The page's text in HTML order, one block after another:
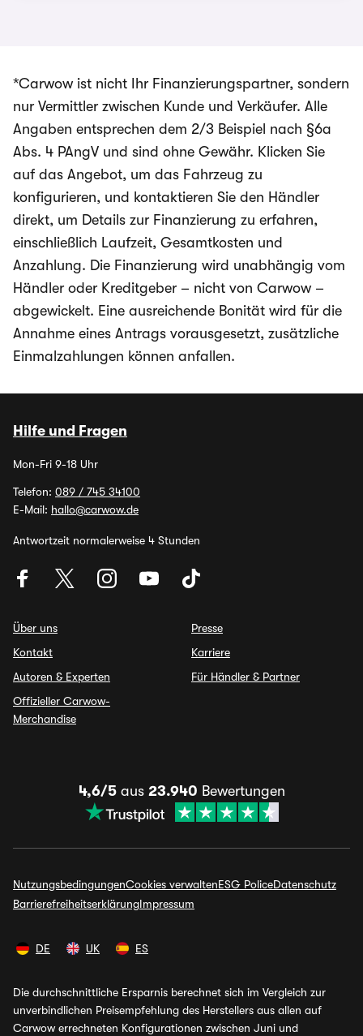
*Carwow ist nicht Ihr Finanzierungspartner, sondern
nur Vermittler zwischen Kunde und Verkäufer. Alle
Angaben entsprechen dem 2/3 Beispiel nach §6a
Abs. 4 PAngV und sind ohne Gewähr. Klicken Sie
auf das Angebot, um das Fahrzeug zu
konfigurieren, und kontaktieren Sie den Händler
direkt, um Details zur Finanzierung zu erfahren,
einschließlich Laufzeit, Gesamtkosten und
Anzahlung. Die Finanzierung wird unabhängig vom
Händler oder Kreditgeber – nicht von Carwow –
abgewickelt. Eine ausreichende Bonität wird für die
Annahme eines Antrags vorausgesetzt, zusätzliche
Einmalzahlungen können anfallen.
Hilfe und Fragen
Mon-Fri 9-18 Uhr
Telefon: 089 / 745 34100
E-Mail: hallo@carwow.de
Antwortzeit normalerweise 4 Stunden
Über uns
Kontakt
Autoren & Experten
Offizieller Carwow-
Merchandise
Presse
Karriere
Für Händler & Partner
4,6/5aus 23.940 Bewertungen
NutzungsbedingungenCookies verwaltenESG PoliceDatenschutz
BarrierefreiheitserklärungImpressum
DE UK ES
Die durchschnittliche Ersparnis berechnet sich im Vergleich zur
unverbindlichen Preisempfehlung des Herstellers aus allen auf
Carwow errechneten Konfigurationen zwischen Juni und